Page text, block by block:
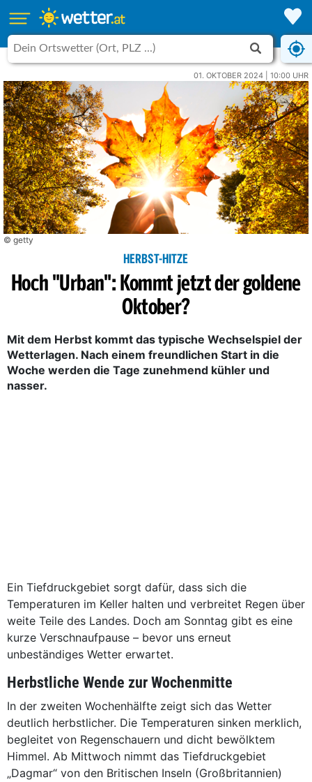
01. OKTOBER 2024 | 10:00 UHR
© getty
HERBST-HITZE
Hoch "Urban": Kommt jetzt der goldene
Oktober?
Mit dem Herbst kommt das typische Wechselspiel der
Wetterlagen. Nach einem freundlichen Start in die
Woche werden die Tage zunehmend kühler und
nasser.
Ein Tiefdruckgebiet sorgt dafür, dass sich die
Temperaturen im Keller halten und verbreitet Regen über
weite Teile des Landes. Doch am Sonntag gibt es eine
kurze Verschnaufpause – bevor uns erneut
unbeständiges Wetter erwartet.
Herbstliche Wende zur Wochenmitte
In der zweiten Wochenhälfte zeigt sich das Wetter
deutlich herbstlicher. Die Temperaturen sinken merklich,
begleitet von Regenschauern und dicht bewölktem
Himmel. Ab Mittwoch nimmt das Tiefdruckgebiet
„Dagmar“ von den Britischen Inseln (Großbritannien)